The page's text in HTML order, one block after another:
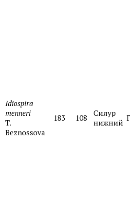
Idiospira
menneri
T.
Beznossova
183 108
Силур
нижний